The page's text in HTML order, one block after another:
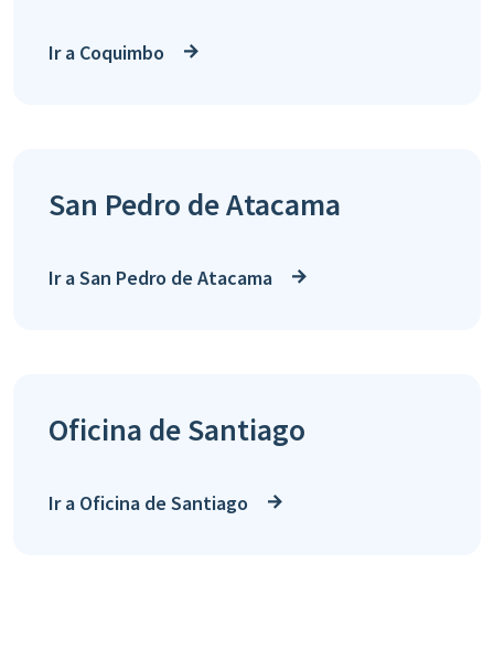
Ir a Coquimbo
San Pedro de Atacama
Ir a San Pedro de Atacama
Oficina de Santiago
Ir a Oficina de Santiago